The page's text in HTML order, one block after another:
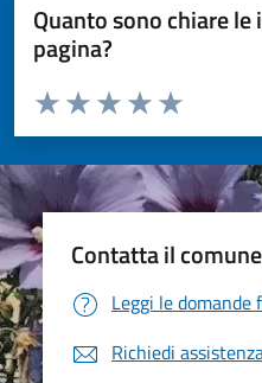
Quanto sono chiare
pagina?
Valuta da 1 a 5 stelle la pagina
Valuta 5
Valuta 4 stelle
Valuta 3 stelle su 5
Valuta 2 stelle su 5
Valuta 1 stelle su 5
Contatta il comune
Leggi le domande
Richiedi